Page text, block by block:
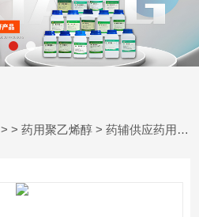
> >药用聚乙烯醇 > 药辅供应药用级苯扎溴铵5kg规格